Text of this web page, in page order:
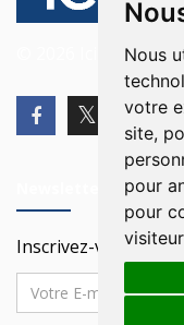
Nous
votre
site,
pour
pour
© 2026 Ici
Inscrivez-vous à